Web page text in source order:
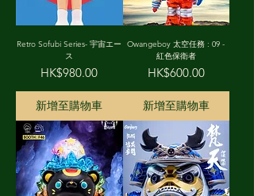
Retro Sofubi Series- 宇宙エー
ス
價格
HK$980.00
新增至購物車
Owangeboy 太空任務 : 09 -
紅色保衛者
價格
HK$600.00
新增至購物車